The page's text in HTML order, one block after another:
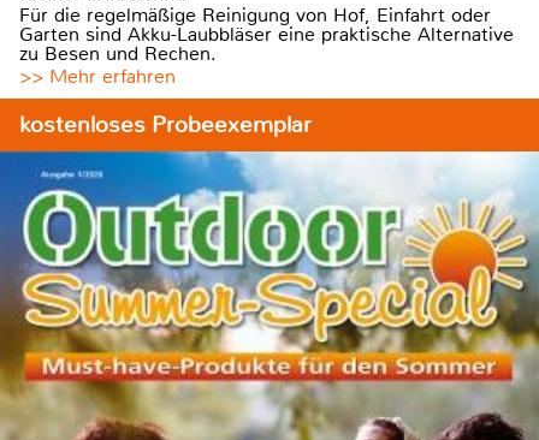
Für die regelmäßige Reinigung von Hof, Einfahrt oder
Garten sind Akku-Laubbläser eine praktische Alternative
zu Besen und Rechen.
>> Mehr erfahren
kostenloses Probeexemplar